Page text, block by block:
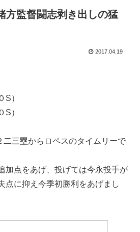
方監督闘志剥き出しの猛
2017.04.19
S）
S）
二三塁からロペスのタイムリーで
加点をあげ、投げては今永投手が
点に抑え今季初勝利をあげまし